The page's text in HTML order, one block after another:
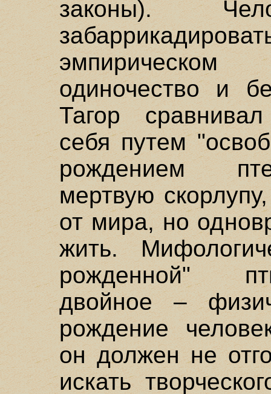
законы).
одиночество и
Тагор
себя путем
рождением
мертвую
от мира, но
жить.
рожденной"
двойное –
рождение
он должен не
искать